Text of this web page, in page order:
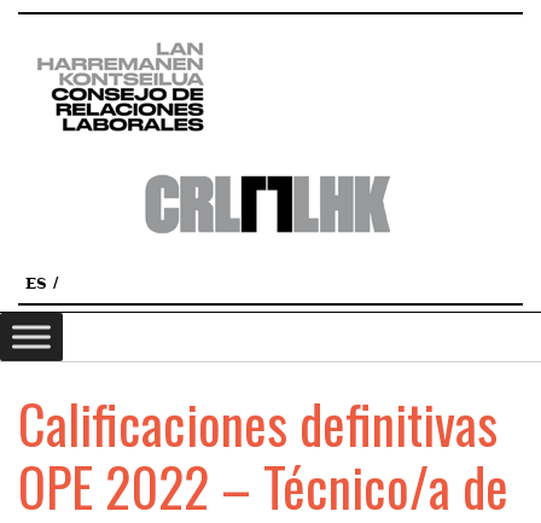
ES
Calificaciones definitivas
OPE 2022 – Técnico/a de